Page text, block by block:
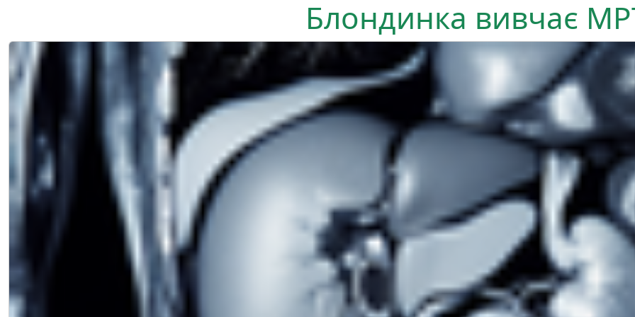
Блондинка вивчає